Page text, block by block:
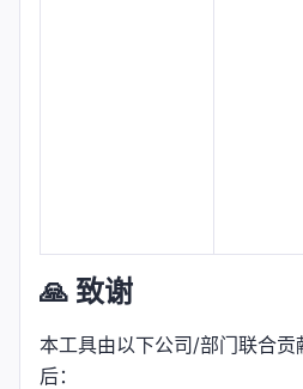
🙏 致谢
本工具由以下公司/部门联合贡
后：